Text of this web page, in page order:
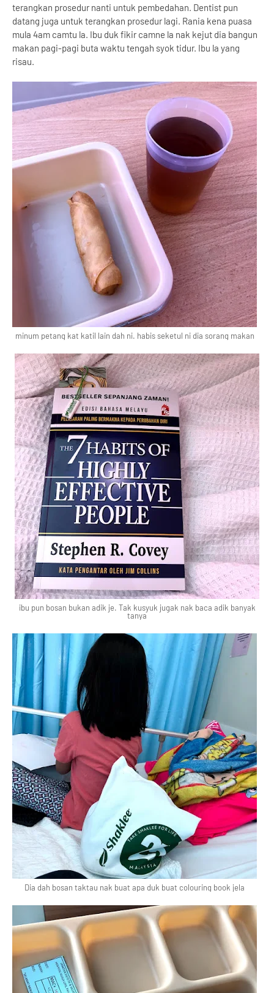
terangkan prosedur nanti untuk pembedahan. Dentist pun
datang juga untuk terangkan prosedur lagi. Rania kena puasa
mula 4am camtu la. Ibu duk fikir camne la nak kejut dia bangun
makan pagi-pagi buta waktu tengah syok tidur. Ibu la yang
risau.
minum petang kat katil lain dah ni. habis seketul ni dia sorang makan
ibu pun bosan bukan adik je. Tak kusyuk jugak nak baca adik banyak
tanya
Dia dah bosan taktau nak buat apa duk buat colouring book jela